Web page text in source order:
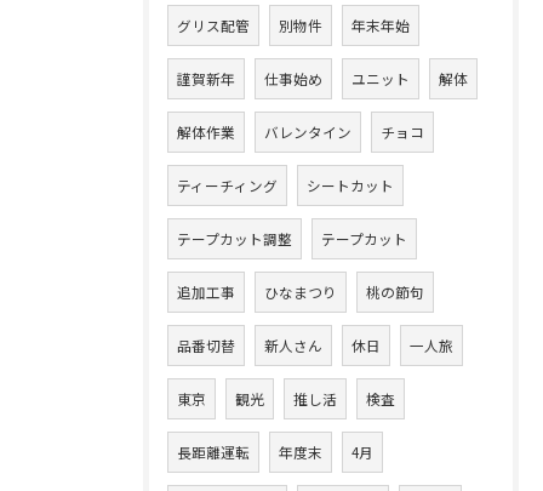
グリス配管 別物件 年末年始
謹賀新年 仕事始め ユニット 解体
解体作業 バレンタイン チョコ
ティーチィング シートカット
テープカット調整 テープカット
追加工事 ひなまつり 桃の節句
品番切替 新人さん 休日 一人旅
東京 観光 推し活 検査
長距離運転 年度末 4月